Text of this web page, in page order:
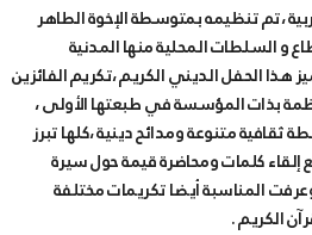
،تم تنظيمه بمتوسطة الإخوة الطاهر
و السلطات المحلية منها المدنية
هذا الحفل الديني الكريم ،تكريم الفائزين
بذات المؤسسة في طبعتها الأولى ،
متنوعة ومدائح دينية ،كلها تبرز
إلقاء كلمات ومحاضرة قيمة حول سيرة
المناسبة أيضا تكريمات مختلفة
الكريم .